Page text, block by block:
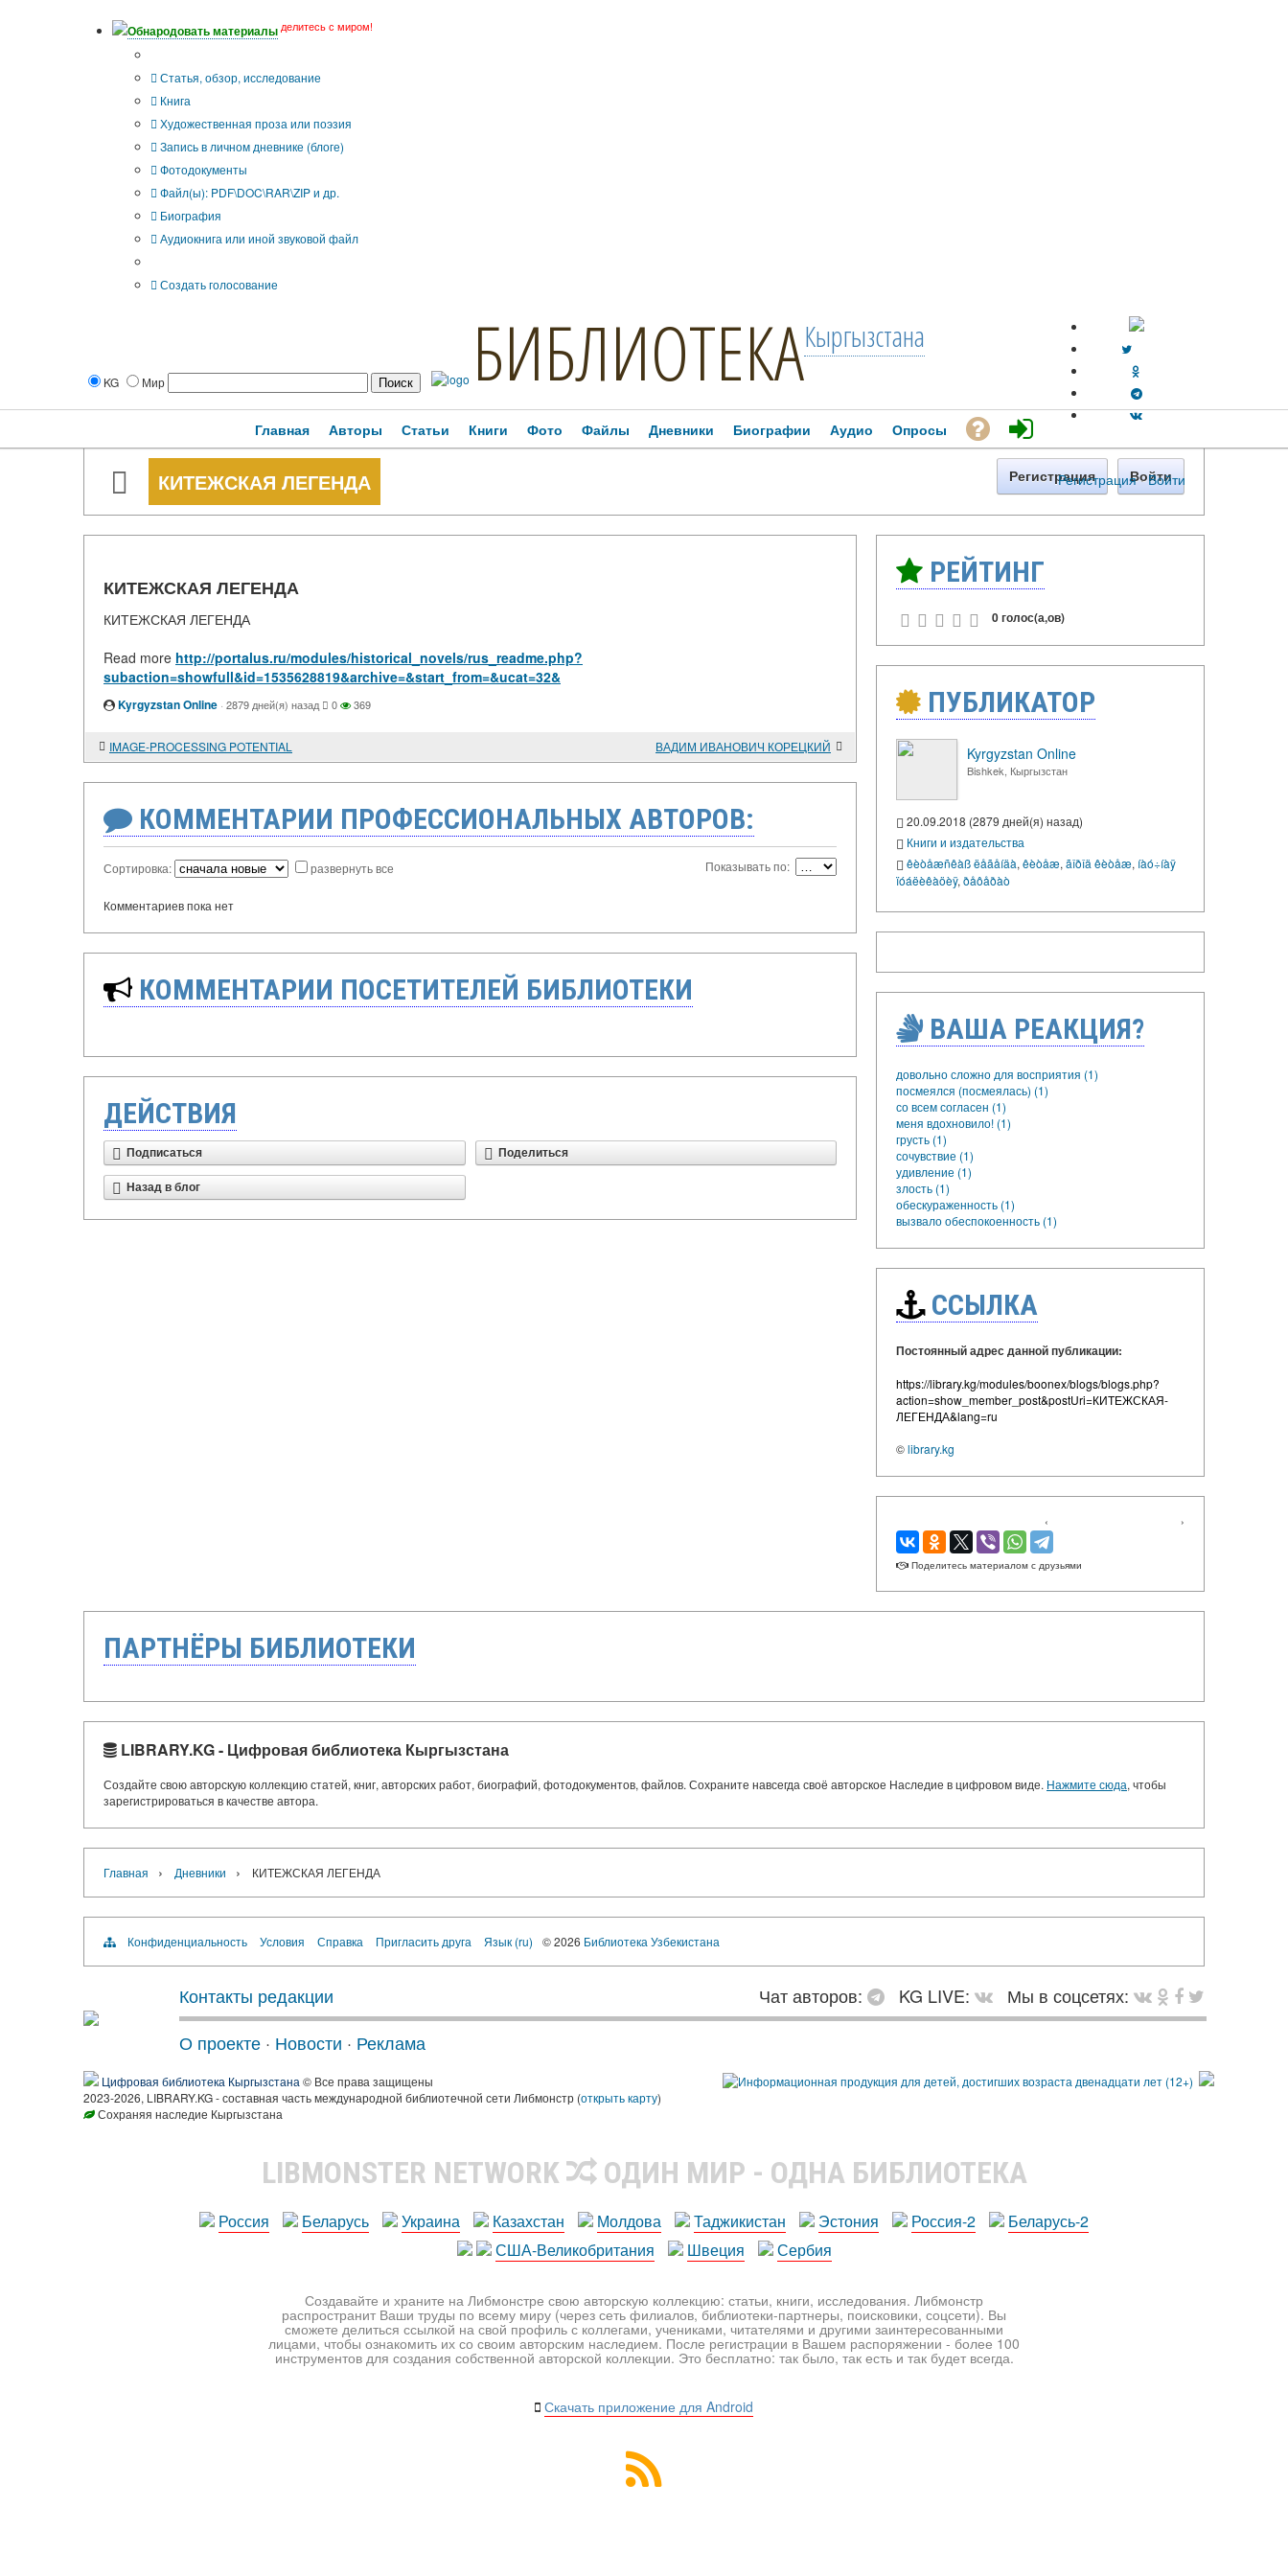
Обнародовать материалы делитесь с миром!
Статья, обзор, исследование
Книга
Художественная проза или поэзия
Запись в личном дневнике (блоге)
Фотодокументы
Файл(ы): PDF\DOC\RAR\ZIP и др.
Биография
Аудиокнига или иной звуковой файл
Создать голосование
KG Мир БИБЛИОТЕКАКыргызстана
Регистрация · Войти
Главная Авторы Статьи Книги Фото Файлы Дневники Биографии Аудио Опросы
КИТЕЖСКАЯ ЛЕГЕНДА Регистрация Войти
КИТЕЖСКАЯ ЛЕГЕНДА
КИТЕЖСКАЯ ЛЕГЕНДА
Read more http://portalus.ru/modules/historical_novels/rus_readme.php?
subaction=showfull&id=1535628819&archive=&start_from=&ucat=32&
Kyrgyzstan Online · 2879 дней(я) назад 0 369
IMAGE-PROCESSING POTENTIAL ВАДИМ ИВАНОВИЧ КОРЕЦКИЙ
КОММЕНТАРИИ ПРОФЕССИОНАЛЬНЫХ АВТОРОВ:
Сортировка: развернуть все Показывать по:
Комментариев пока нет
КОММЕНТАРИИ ПОСЕТИТЕЛЕЙ БИБЛИОТЕКИ
ДЕЙСТВИЯ
Подписаться Поделиться
Назад в блог
РЕЙТИНГ
0 голос(а,ов)
ПУБЛИКАТОР
Kyrgyzstan Online
Bishkek, Кыргызстан
20.09.2018 (2879 дней(я) назад)
Книги и издательства
êèòåæñêàß ëåãåíäà, êèòåæ, ãîðîä êèòåæ, íàó÷íàÿ
ïóáëèêàöèÿ, ðåôåðàò
ВАША РЕАКЦИЯ?
довольно сложно для восприятия (1)
посмеялся (посмеялась) (1)
со всем согласен (1)
меня вдохновило! (1)
грусть (1)
сочувствие (1)
удивление (1)
злость (1)
обескураженность (1)
вызвало обеспокоенность (1)
ССЫЛКА
Постоянный адрес данной публикации:
https://library.kg/modules/boonex/blogs/blogs.php?
action=show_member_post&postUri=КИТЕЖСКАЯ-
ЛЕГЕНДА&lang=ru
©library.kg
‹ ›
Поделитесь материалом с друзьями
ПАРТНЁРЫ БИБЛИОТЕКИ
LIBRARY.KG - Цифровая библиотека Кыргызстана
Создайте свою авторскую коллекцию статей, книг, авторских работ, биографий, фотодокументов, файлов. Сохраните навсегда своё авторское Наследие в цифровом виде. Нажмите сюда, чтобы
зарегистрироваться в качестве автора.
Главная › Дневники › КИТЕЖСКАЯ ЛЕГЕНДА
Конфиденциальность Условия Справка Пригласить друга Язык (ru) © 2026 Библиотека Узбекистана
Контакты редакции Чат авторов: KG LIVE:
Мы в соцсетях:
О проекте · Новости · Реклама
Цифровая библиотека Кыргызстана © Все права защищены
2023-2026, LIBRARY.KG - составная часть международной библиотечной сети Либмонстр (открыть карту)
Сохраняя наследие Кыргызстана
LIBMONSTER NETWORK ОДИН МИР - ОДНА БИБЛИОТЕКА
Россия Беларусь Украина Казахстан Молдова Таджикистан Эстония Россия-2
Беларусь-2
США-Великобритания
Швеция Сербия
Создавайте и храните на Либмонстре свою авторскую коллекцию: статьи, книги, исследования. Либмонстр
распространит Ваши труды по всему миру (через сеть филиалов, библиотеки-партнеры, поисковики, соцсети). Вы
сможете делиться ссылкой на свой профиль с коллегами, учениками, читателями и другими заинтересованными
лицами, чтобы ознакомить их со своим авторским наследием. После регистрации в Вашем распоряжении - более 100
инструментов для создания собственной авторской коллекции. Это бесплатно: так было, так есть и так будет всегда.
Скачать приложение для Android